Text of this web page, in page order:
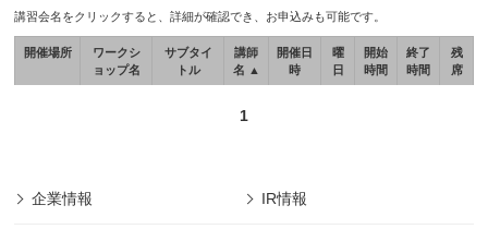
講習会名をクリックすると、詳細が確認でき、お申込みも可能です。
開催場所
ワークシ
ョップ名
サブタイ
トル
講師
名 ▲
開催日
時
曜
日
開始
時間
終了
時間
残
席
1
企業情報 IR情報